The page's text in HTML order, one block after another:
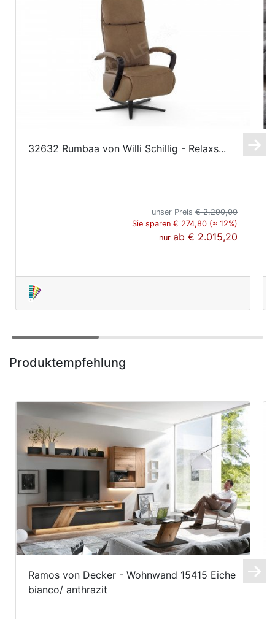
32632 Rumbaa von Willi Schillig - Relaxs...
unser Preis€ 2.290,00
Sie sparen € 274,80 (≈ 12%)
nurab€ 2.015,20
Produktempfehlung
Ramos von Decker - Wohnwand 15415 Eiche
bianco/ anthrazit